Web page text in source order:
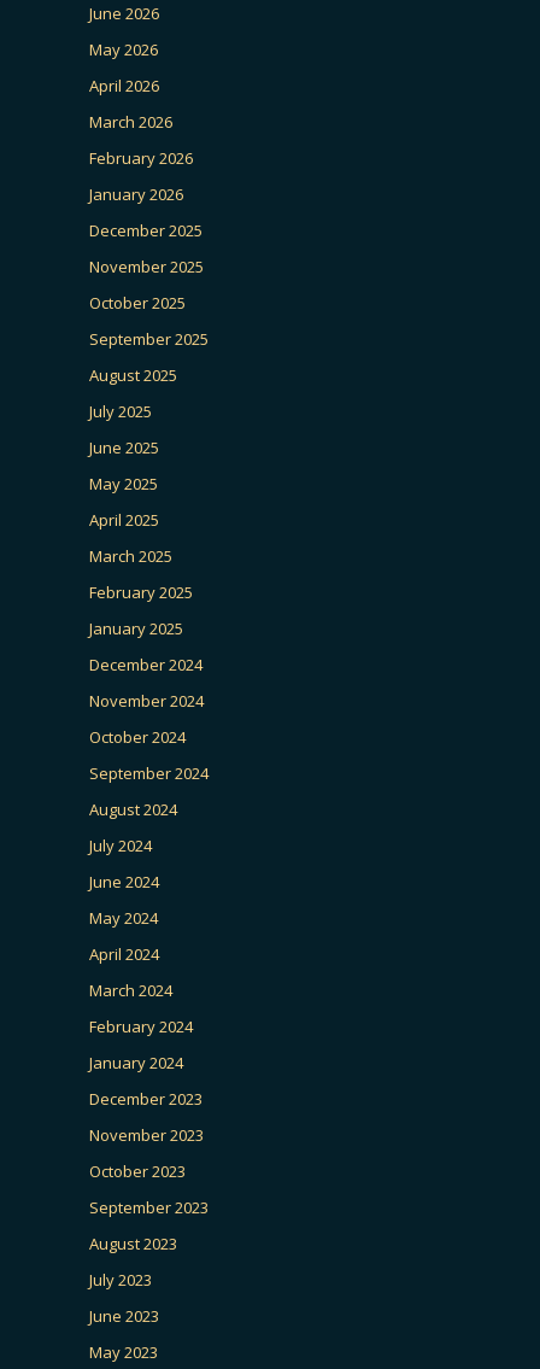
June 2026
May 2026
April 2026
March 2026
February 2026
January 2026
December 2025
November 2025
October 2025
September 2025
August 2025
July 2025
June 2025
May 2025
April 2025
March 2025
February 2025
January 2025
December 2024
November 2024
October 2024
September 2024
August 2024
July 2024
June 2024
May 2024
April 2024
March 2024
February 2024
January 2024
December 2023
November 2023
October 2023
September 2023
August 2023
July 2023
June 2023
May 2023